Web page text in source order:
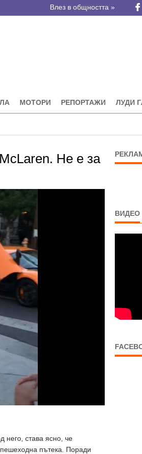
Влез в общността »
МОТОРИ РЕПОРТАЖИ ЛУДИ
Не е за
него, става ясно, че
пътека. Поради
ВИДЕО